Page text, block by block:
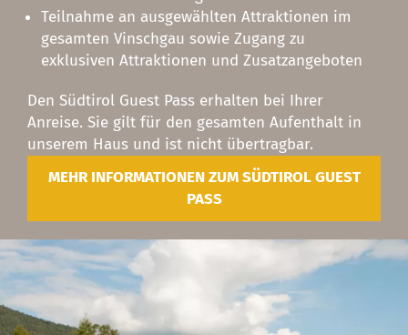
Teilnahme an ausgewählten Attraktionen im
gesamten Vinschgau sowie Zugang zu
exklusiven Attraktionen und Zusatzangeboten
Den Südtirol Guest Pass erhalten bei Ihrer
Anreise. Sie gilt für den gesamten Aufenthalt in
unserem Haus und ist nicht übertragbar.
MEHR INFORMATIONEN ZUM SÜDTIROL GUEST
PASS